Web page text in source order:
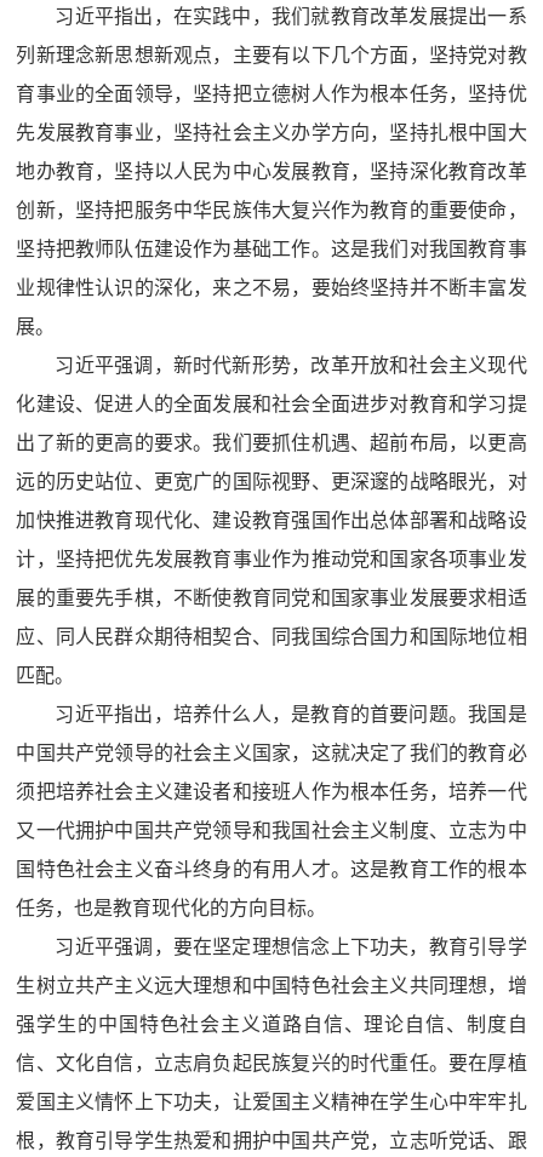
习近平指出，在实践中，我们就教育改革发展提出一系
列新理念新思想新观点，主要有以下几个方面，坚持党对教
育事业的全面领导，坚持把立德树人作为根本任务，坚持优
先发展教育事业，坚持社会主义办学方向，坚持扎根中国大
地办教育，坚持以人民为中心发展教育，坚持深化教育改革
创新，坚持把服务中华民族伟大复兴作为教育的重要使命，
坚持把教师队伍建设作为基础工作。这是我们对我国教育事
业规律性认识的深化，来之不易，要始终坚持并不断丰富发
展。
习近平强调，新时代新形势，改革开放和社会主义现代
化建设、促进人的全面发展和社会全面进步对教育和学习提
出了新的更高的要求。我们要抓住机遇、超前布局，以更高
远的历史站位、更宽广的国际视野、更深邃的战略眼光，对
加快推进教育现代化、建设教育强国作出总体部署和战略设
计，坚持把优先发展教育事业作为推动党和国家各项事业发
展的重要先手棋，不断使教育同党和国家事业发展要求相适
应、同人民群众期待相契合、同我国综合国力和国际地位相
匹配。
习近平指出，培养什么人，是教育的首要问题。我国是
中国共产党领导的社会主义国家，这就决定了我们的教育必
须把培养社会主义建设者和接班人作为根本任务，培养一代
又一代拥护中国共产党领导和我国社会主义制度、立志为中
国特色社会主义奋斗终身的有用人才。这是教育工作的根本
任务，也是教育现代化的方向目标。
习近平强调，要在坚定理想信念上下功夫，教育引导学
生树立共产主义远大理想和中国特色社会主义共同理想，增
强学生的中国特色社会主义道路自信、理论自信、制度自
信、文化自信，立志肩负起民族复兴的时代重任。要在厚植
爱国主义情怀上下功夫，让爱国主义精神在学生心中牢牢扎
根，教育引导学生热爱和拥护中国共产党，立志听党话、跟